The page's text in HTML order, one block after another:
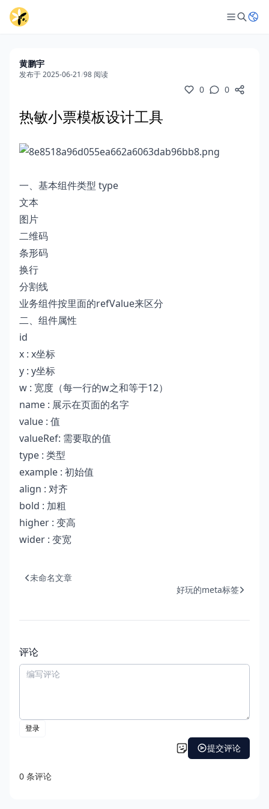
黄鹏宇
发布于 2025-06-21/98 阅读
0 0
热敏小票模板设计工具
一、基本组件类型 type
文本
图片
二维码
条形码
换行
分割线
业务组件按里面的refValue来区分
二、组件属性
id
x : x坐标
y : y坐标
w : 宽度（每一行的w之和等于12）
name : 展示在页面的名字
value : 值
valueRef: 需要取的值
type : 类型
example : 初始值
align : 对齐
bold : 加粗
higher : 变高
wider : 变宽
未命名文章
好玩的meta标签
评论